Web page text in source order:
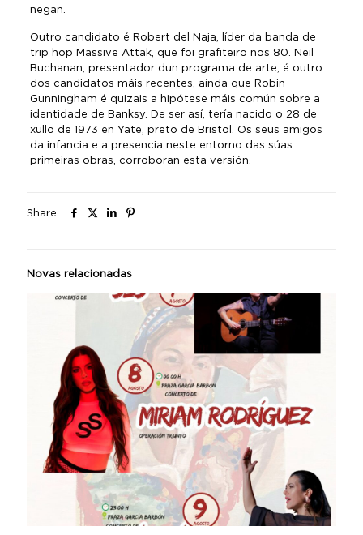
negan.
Outro candidato é Robert del Naja, líder da banda de
trip hop Massive Attak, que foi grafiteiro nos 80. Neil
Buchanan, presentador dun programa de arte, é outro
dos candidatos máis recentes, aínda que Robin
Gunningham é quizais a hipótese máis común sobre a
identidade de Banksy. De ser así, tería nacido o 28 de
xullo de 1973 en Yate, preto de Bristol. Os seus amigos
da infancia e a presencia neste entorno das súas
primeiras obras, corroboran esta versión.
Share
Novas relacionadas